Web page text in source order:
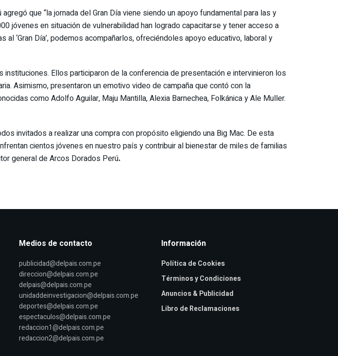
que “la jornada del Gran Día viene siendo un apoyo fundamental para las y
jóvenes en situación de vulnerabilidad han logrado capacitarse y tener acceso a
al ‘Gran Día’, podemos acompañarlos, ofreciéndoles apoyo educativo, laboral y
Ellos participaron de la conferencia de presentación e intervinieron los
Asimismo, presentaron un emotivo video de campaña que contó con la
como Adolfo Aguilar, Maju Mantilla, Alexia Barnechea, Folkánica y Ale Muller.
invitados a realizar una compra con propósito eligiendo una Big Mac. De esta
cientos jóvenes en nuestro país y contribuir al bienestar de miles de familias
general de Arcos Dorados Perú.
Medios de contacto
publicidad@delpais.com.pe
direccion@delpais.com.pe
delpais@delpais.com.pe
unidaddeinvestigacion@delpais.com.pe
deportes@delpais.com.pe
espectaculos@delpais.com.pe
redaccion1@delpais.com.pe
redaccion2@delpais.com.pe
Información
Política de Cookies
Términos y Condiciones
Anuncios & Publicidad
Libro de Reclamaciones